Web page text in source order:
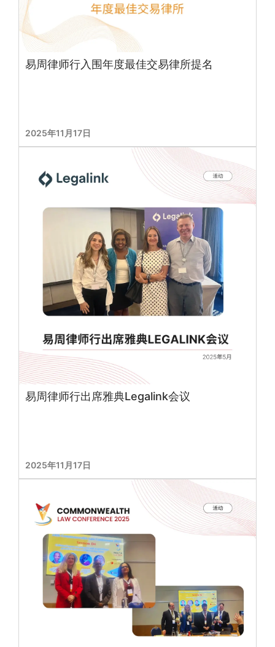
易周律师行入围年度最佳交易律所提名
2025年11月17日
易周律师行出席雅典Legalink会议
2025年11月17日